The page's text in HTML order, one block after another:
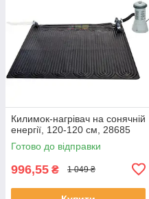
Килимок-нагрівач на сонячній
енергії, 120-120 см, 28685
Готово до відправки
996,55 ₴ 1 049 ₴